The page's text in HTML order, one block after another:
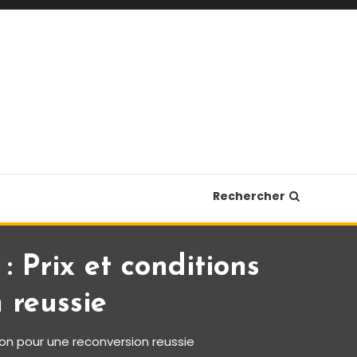
Rechercher
Prix et conditions
reussie
pour une reconversion reussie